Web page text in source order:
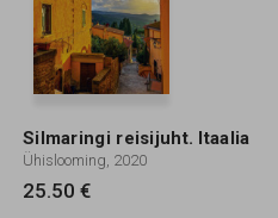
Silmaringi reisijuht. Itaalia
Ühislooming, 2020
25.50 €